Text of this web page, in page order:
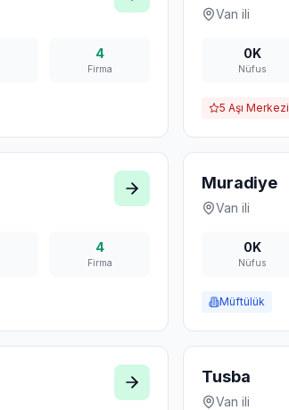
4
Firma
Van ili
0K
Nüfus
5 Aşı Merkezi
4
Firma
Muradiye
Van ili
0K
Nüfus
Müftülük
Tusba
Van ili